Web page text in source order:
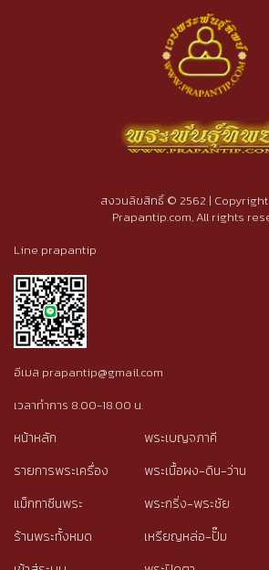
สงวนลิขสิทธิ์ © 2562 |
Prapantip.com, All rights
Line prapantip
อีเมล prapantip@gmail.com
เวลาทำการ 8.00-18.00 น.
หน้าหลัก
รายการพระเครื่อง
แม็กกาซีนพระ
ร้านพระทั้งหมด
พระเบญจภาคี
พระเนื้อผง-ดิน-ว่าน
พระกริ่ง-พระชัย
เหรียญหล่อ-ปั๊ม